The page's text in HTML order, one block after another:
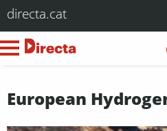
directa.cat
European